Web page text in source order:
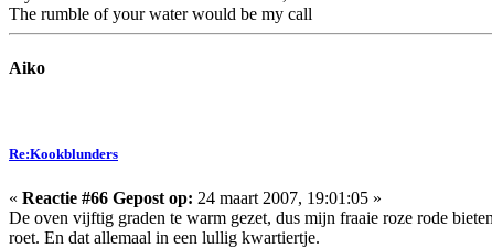
The rumble of your water would be my call
Aiko
Re:Kookblunders
« Reactie #66 Gepost op: 24 maart 2007, 19:01:05 »
De oven vijftig graden te warm gezet, dus mijn fraaie roze rode
roet. En dat allemaal in een lullig kwartiertje.